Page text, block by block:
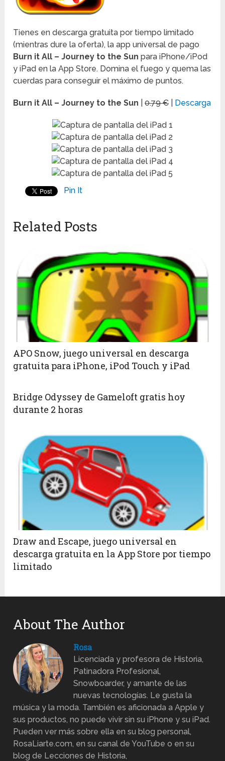
Tienes en descarga gratuita por tiempo limitado
(mientras dure la oferta), la app universal de pago
Burn it All – Journey to the Sun para iPhone/iPod
y iPad en la App Store. Domina el fuego y quema las
cuerdas para conseguir el máximo de puntos.
Burn it All – Journey to the Sun |0.79 € Descarga
Pin It
Related Posts
APO Snow, juego universal en descarga
gratuita para iPhone, iPod Touch y iPad
Bridge Odyssey de Gameloft gratis hoy
durante 2 horas
Draw and Escape, juego universal en
descarga gratuita en la App Store por tiempo
limitado
About The Author
Rosa
Licenciada y profesora de Historia,
Patinadora Profesional,
Snowboarder, y amante de las
nuevas tecnologías. Le gusta la
música y la moda. También es aficionada a Apple y
sus productos, no puede vivir sin su iPhone y su iPad.
Pueden ver más sobre ella en su blog personal,
RosaLiarte.com, en su canal de YouTube o en su
blog de Lecciones de Historia,